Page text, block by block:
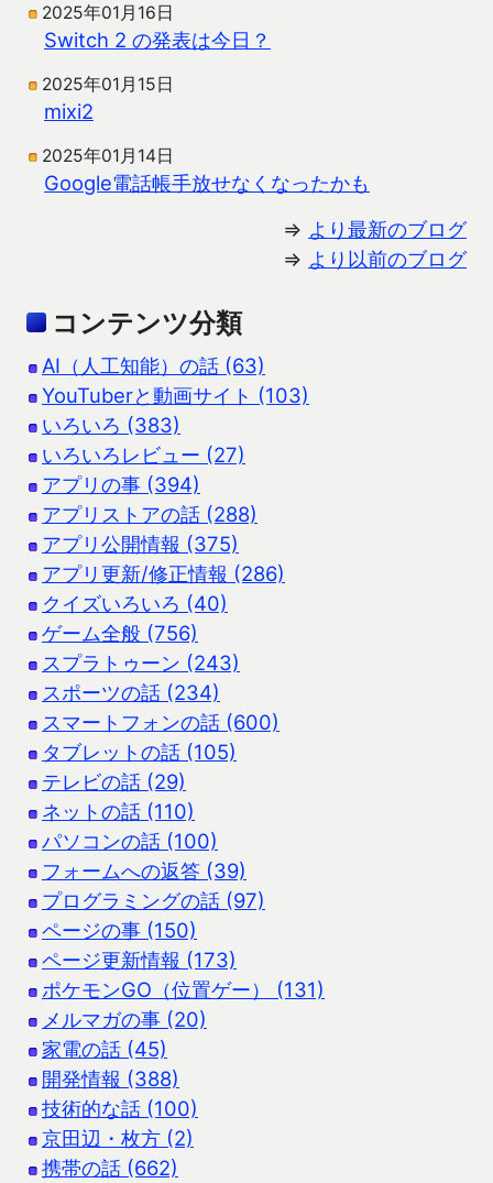
2025年01月16日
Switch 2 の発表は今日？
2025年01月15日
mixi2
2025年01月14日
Google電話帳手放せなくなったかも
⇒ より最新のブログ
⇒ より以前のブログ
コンテンツ分類
AI（人工知能）の話 (63)
YouTuberと動画サイト (103)
いろいろ (383)
いろいろレビュー (27)
アプリの事 (394)
アプリストアの話 (288)
アプリ公開情報 (375)
アプリ更新/修正情報 (286)
クイズいろいろ (40)
ゲーム全般 (756)
スプラトゥーン (243)
スポーツの話 (234)
スマートフォンの話 (600)
タブレットの話 (105)
テレビの話 (29)
ネットの話 (110)
パソコンの話 (100)
フォームへの返答 (39)
プログラミングの話 (97)
ページの事 (150)
ページ更新情報 (173)
ポケモンGO（位置ゲー） (131)
メルマガの事 (20)
家電の話 (45)
開発情報 (388)
技術的な話 (100)
京田辺・枚方 (2)
携帯の話 (662)